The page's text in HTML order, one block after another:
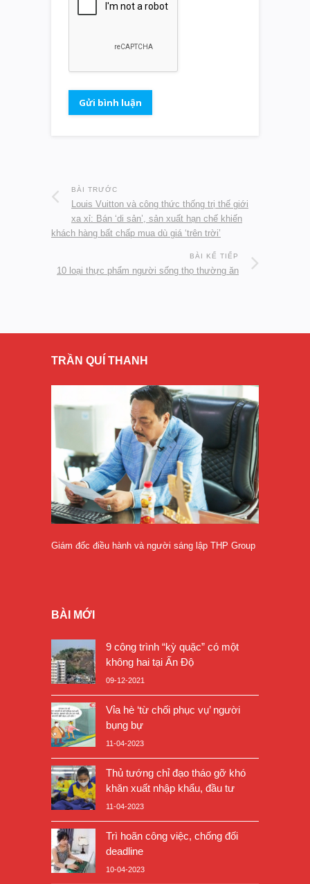
BÀI TRƯỚC
Louis Vuitton và công thức thống trị thế giới
xa xỉ: Bán ‘di sản’, sản xuất hạn chế khiến
khách hàng bất chấp mua dù giá ‘trên trời’
BÀI KẾ TIẾP
10 loại thực phẩm người sống thọ thường ăn
TRẦN QUÍ THANH
Giám đốc điều hành và người sáng lập THP Group
BÀI MỚI
9 công trình “kỳ quặc” có một
không hai tại Ấn Độ
09-12-2021
Vỉa hè ‘từ chối phục vụ’ người
bụng bự
11-04-2023
Thủ tướng chỉ đạo tháo gỡ khó
khăn xuất nhập khẩu, đầu tư
11-04-2023
Trì hoãn công việc, chống đối
deadline
10-04-2023